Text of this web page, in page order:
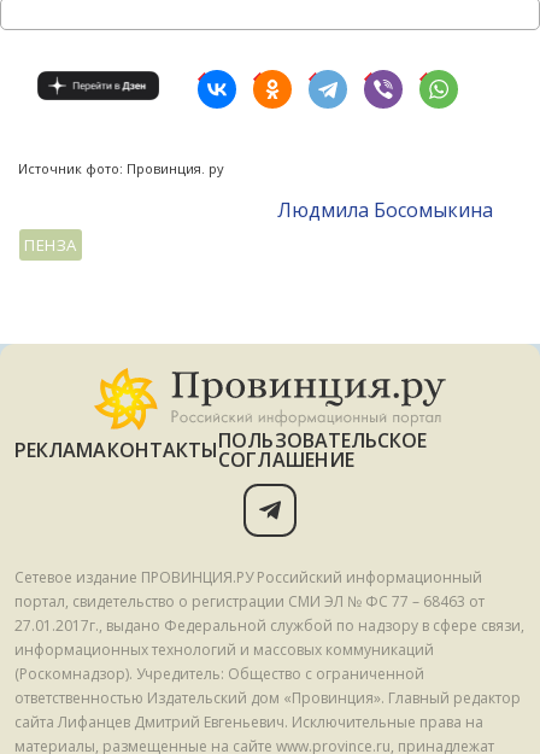
Источник фото: Провинция. ру
Людмила Босомыкина
ПЕНЗА
РЕКЛАМАКОНТАКТЫПОЛЬЗОВАТЕЛЬСКОЕ
СОГЛАШЕНИЕ
Сетевое издание ПРОВИНЦИЯ.РУ Российский информационный
портал, свидетельство о регистрации СМИ ЭЛ № ФС 77 – 68463 от
27.01.2017г., выдано Федеральной службой по надзору в сфере связи,
информационных технологий и массовых коммуникаций
(Роскомнадзор). Учредитель: Общество с ограниченной
ответственностью Издательский дом «Провинция». Главный редактор
сайта Лифанцев Дмитрий Евгеньевич. Исключительные права на
материалы, размещенные на сайте www.province.ru, принадлежат